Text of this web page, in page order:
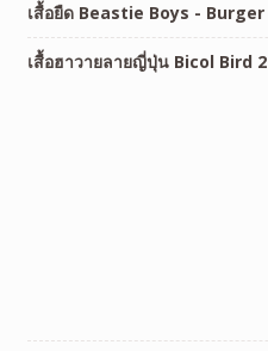
เสื้อยืด Beastie Boys - Burger
เสื้อฮาวายลายญี่ปุ่น Bicol Bird 2